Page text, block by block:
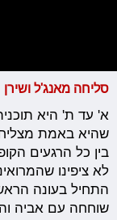
סליחה מאנג'ל ושירן
א' עד ת' היא
שהיא באמת
בין כל הרגעים
לא ציפינו
התחיל בעונה
שוחחה עם אביה